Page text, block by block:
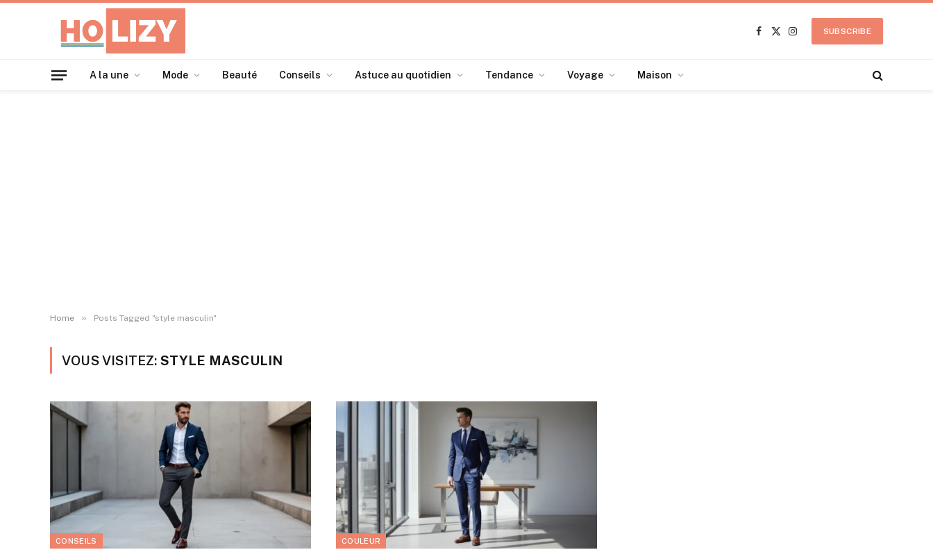
Facebook
X
Instagram
SUBSCRIBE
A la une Mode Beauté Conseils Astuce au quotidien Tendance Voyage Maison
Home » Posts Tagged "style masculin"
VOUS VISITEZ: STYLE MASCULIN
CONSEILS COULEUR